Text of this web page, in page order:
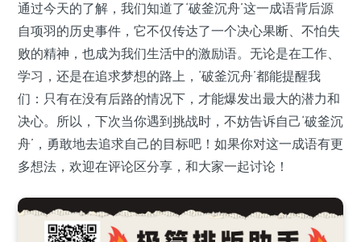
通过今天的了解，我们知道了‘破釜沉舟’这一成语背后源
自项羽的历史事件，它不仅传达了一个决心果断、不怕失
败的精神，也成为我们生活中的激励语。无论是在工作、
学习，还是在追求梦想的路上，‘破釜沉舟’都能提醒我
们：只有在没有后路的情况下，才能爆发出最大的潜力和
决心。所以，下次当你遇到挑战时，不妨告诉自己‘破釜沉
舟’，勇敢地去追求自己的目标吧！如果你对这一成语有更
多想法，欢迎在评论区分享，和大家一起讨论！